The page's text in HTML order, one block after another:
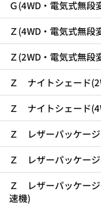
Ｇ(4WD・電気式無段
Ｚ(4WD・電気式無段
Ｚ(2WD・電気式無段
Ｚ ナイトシェード
Ｚ ナイトシェード
Ｚ レザーパッケー
Ｚ レザーパッケー
Ｚ レザーパッケー
速機)